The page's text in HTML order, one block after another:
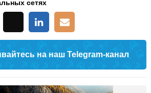
сетях
на наш Telegram-канал